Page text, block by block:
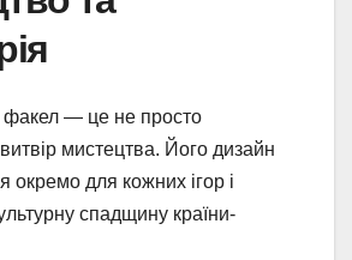
факел — це не просто
мистецтва. Його дизайн
окремо для кожних ігор і
спадщину країни-